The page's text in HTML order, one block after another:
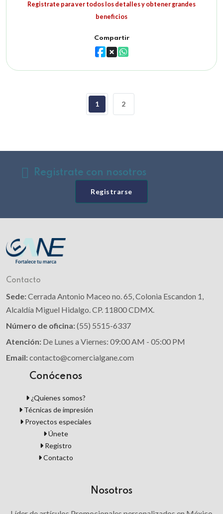
Registrate para ver todos los detalles y obtener grandes
beneficios
Compartir
1 2
Registrate con nosotros
Registrarse
Contacto
Sede:Cerrada Antonio Maceo no. 65, Colonia Escandon 1,
Alcaldía Miguel Hidalgo. CP. 11800 CDMX.
Número de oficina:(55) 5515-6337
Atención: De Lunes a Viernes: 09:00 AM - 05:00 PM
Email:contacto@comercialgane.com
Conócenos
¿Quienes somos?
Técnicas de impresión
Proyectos especiales
Únete
Registro
Contacto
Nosotros